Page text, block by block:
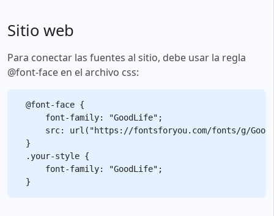
Sitio web
Para conectar las fuentes al sitio, debe usar la regla
@font-face en el archivo css:
@font-face {
    font-family: "GoodLife";
src: url("https://fontsforyou.com/fonts/g/
}
.your-style {
    font-family: "GoodLife";